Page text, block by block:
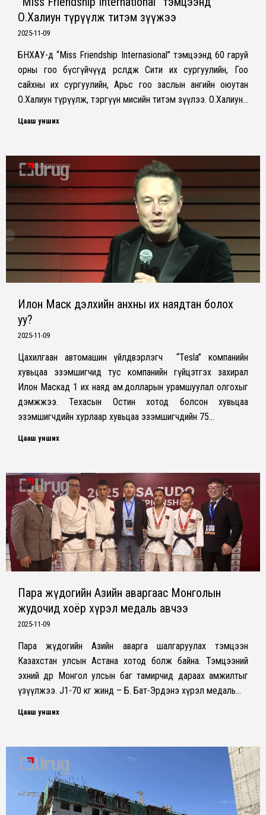
О.Халиун түрүүлж титэм зүүжээ
2025-11-09
БНХАУ-д “Miss Friendship Internasional” тэмцээнд 60 гаруй
орны гоо бүсгүйчүүд өрсөлдөж Сити их сургуулийн, Гоо
сайхны их сургуулийн, Арьс гоо заслын ангийн оюутан
О.Халиун түрүүлж, тэргүүн мисийн титэм зүүлээ. О.Халиун…
Цааш унших
Илон Маск дэлхийн анхны их наядтан болох
уу?
2025-11-09
Цахилгаан автомашин үйлдвэрлэгч “Tesla” компанийн
хувьцаа эзэмшигчид тус компанийн гүйцэтгэх захирал
Илон Маскад 1 их наяд ам.долларын урамшуулал олгохыг
дэмжжээ. Техасын Остин хотод болсон хувьцаа
эзэмшигчдийн хурлаар хувьцаа эзэмшигчдийн 75…
Цааш унших
Пара жүдогийн Азийн аваргаас Монголын
жудочид хоёр хүрэл медаль авчээ
2025-11-09
Пара жүдогийн Азийн аварга шалгаруулах тэмцээн
Казахстан улсын Астана хотод болж байна. Тэмцээний
эхний өдөр Монгол улсын баг тамирчид дараах амжилтыг
үзүүлжээ. J1-70 кг жинд – Б. Бат-Эрдэнэ хүрэл медаль…
Цааш унших